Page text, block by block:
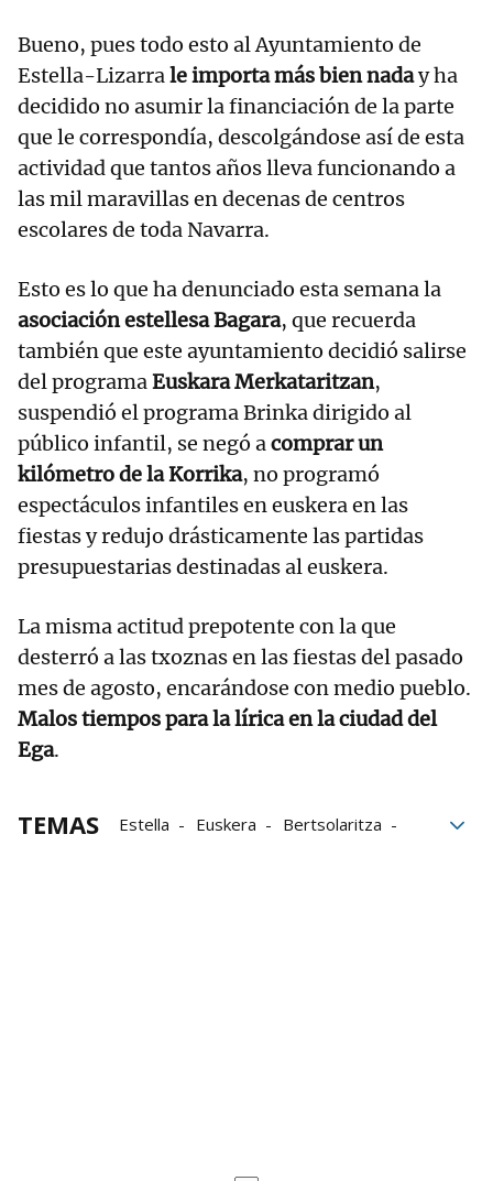
Bueno, pues todo esto al Ayuntamiento de
Estella-Lizarrale importa más bien naday ha
decidido no asumir la financiación de la parte
que le correspondía, descolgándose así de esta
actividad que tantos años lleva funcionando a
las mil maravillas en decenas de centros
escolares de toda Navarra.
Esto es lo que ha denunciado esta semana la
asociación estellesa Bagara, que recuerda
también que este ayuntamiento decidió salirse
del programaEuskara Merkataritzan,
suspendió el programa Brinka dirigido al
público infantil, se negó acomprar un
kilómetro de la Korrika, no programó
espectáculos infantiles en euskera en las
fiestas y redujo drásticamente las partidas
presupuestarias destinadas al euskera.
La misma actitud prepotente con la que
desterró a las txoznas en las fiestas del pasado
mes de agosto, encarándose con medio pueblo.
Malos tiempos para la lírica en la ciudad del
Ega.
TEMAS Estella Euskera
Bertsolaritza